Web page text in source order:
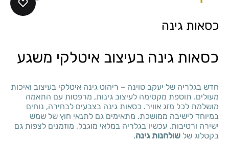
כסאות גינה
כסאות גינה בעיצוב איטלקי משגע
חדש בגלריה של יעקב טוינה – ריהוט גינה איטלקי בעיצוב ואיכות
מעולים. תוספת מקסימה לעיצוב גינות, מרפסות עם התאמה
מושלמת לכל מזג אוויר. כסאות גינה בצבעים לבחירה, נוחים
במיוחד לישיבה ממושכת. מתאימים גם לתנאי חוץ של שמש
ישירה ורטיבות. עכשיו בגלריה במלאי מוגבל, מוזמנים לצפות גם
בקטלוג של שולחנות גינה.